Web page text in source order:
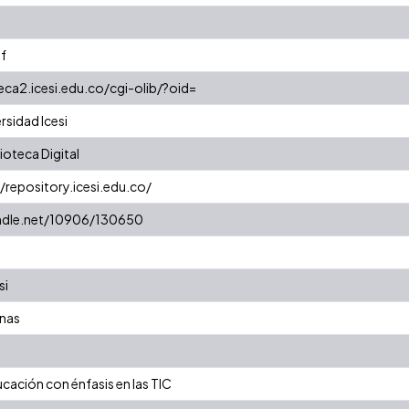
cgi-olib/?oid=
Icesi
Digital
10906/130650
con énfasis en las TIC